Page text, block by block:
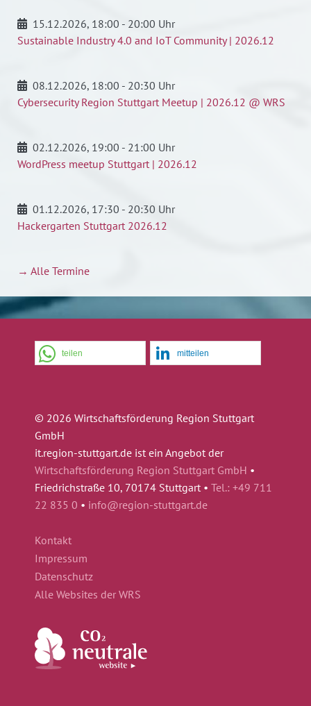
15.12.2026, 18:00 - 20:00 Uhr
Sustainable Industry 4.0 and IoT Community | 2026.12
08.12.2026, 18:00 - 20:30 Uhr
Cybersecurity Region Stuttgart Meetup | 2026.12 @ WRS
02.12.2026, 19:00 - 21:00 Uhr
WordPress meetup Stuttgart | 2026.12
01.12.2026, 17:30 - 20:30 Uhr
Hackergarten Stuttgart 2026.12
→ Alle Termine
teilen mitteilen
© 2026 Wirtschaftsförderung Region Stuttgart
GmbH
it.region-stuttgart.de ist ein Angebot der
Wirtschaftsförderung Region Stuttgart GmbH •
Friedrichstraße 10, 70174 Stuttgart • Tel.: +49 711
22 835 0 • info@region-stuttgart.de
Kontakt
Impressum
Datenschutz
Alle Websites der WRS